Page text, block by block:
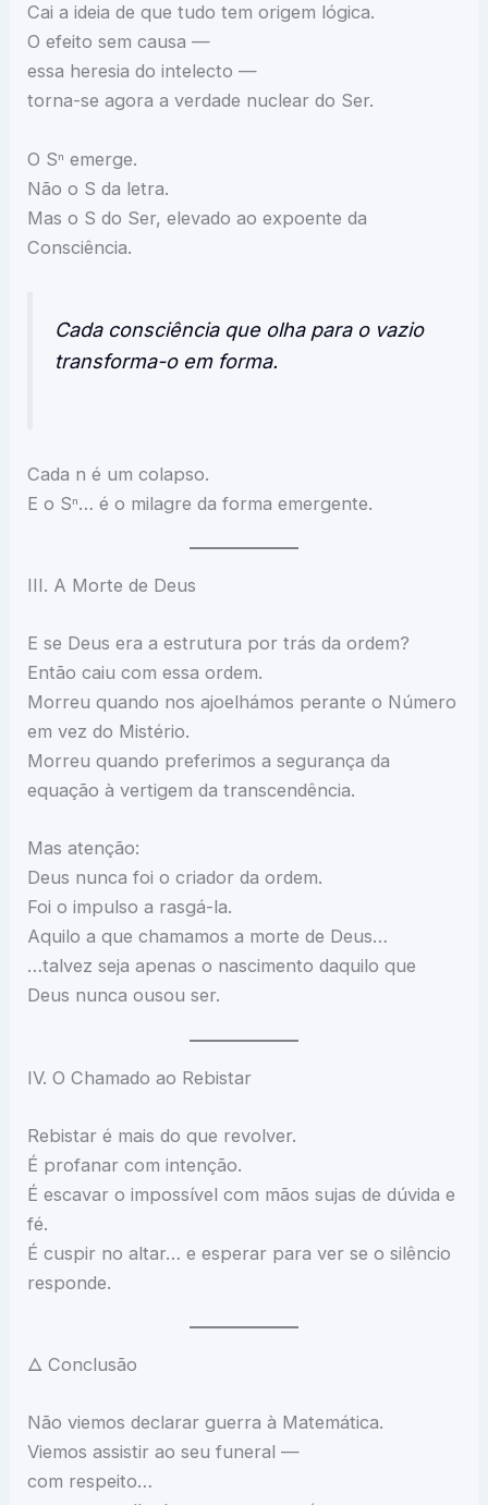
Cai a ideia de que tudo tem origem lógica.
O efeito sem causa —
essa heresia do intelecto —
torna-se agora a verdade nuclear do Ser.
O Sⁿ emerge.
Não o S da letra.
Mas o S do Ser, elevado ao expoente da
Consciência.
Cada consciência que olha para o vazio
transforma-o em forma.
Cada n é um colapso.
E o Sⁿ… é o milagre da forma emergente.
III. A Morte de Deus
E se Deus era a estrutura por trás da ordem?
Então caiu com essa ordem.
Morreu quando nos ajoelhámos perante o Número
em vez do Mistério.
Morreu quando preferimos a segurança da
equação à vertigem da transcendência.
Mas atenção:
Deus nunca foi o criador da ordem.
Foi o impulso a rasgá-la.
Aquilo a que chamamos a morte de Deus…
…talvez seja apenas o nascimento daquilo que
Deus nunca ousou ser.
IV. O Chamado ao Rebistar
Rebistar é mais do que revolver.
É profanar com intenção.
É escavar o impossível com mãos sujas de dúvida e
fé.
É cuspir no altar… e esperar para ver se o silêncio
responde.
🜂 Conclusão
Não viemos declarar guerra à Matemática.
Viemos assistir ao seu funeral —
com respeito…